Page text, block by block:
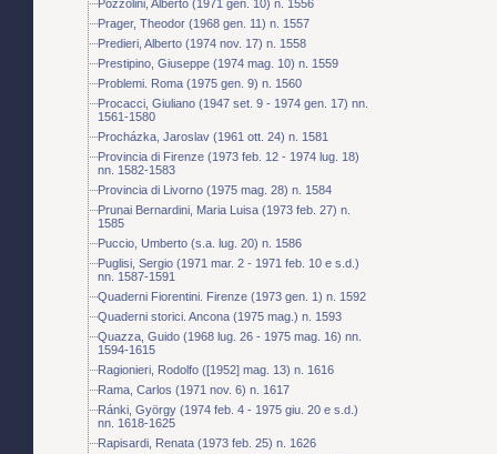
Pozzolini, Alberto (1971 gen. 10) n. 1556
Prager, Theodor (1968 gen. 11) n. 1557
Predieri, Alberto (1974 nov. 17) n. 1558
Prestipino, Giuseppe (1974 mag. 10) n. 1559
Problemi. Roma (1975 gen. 9) n. 1560
Procacci, Giuliano (1947 set. 9 - 1974 gen. 17) nn.
1561-1580
Procházka, Jaroslav (1961 ott. 24) n. 1581
Provincia di Firenze (1973 feb. 12 - 1974 lug. 18)
nn. 1582-1583
Provincia di Livorno (1975 mag. 28) n. 1584
Prunai Bernardini, Maria Luisa (1973 feb. 27) n.
1585
Puccio, Umberto (s.a. lug. 20) n. 1586
Puglisi, Sergio (1971 mar. 2 - 1971 feb. 10 e s.d.)
nn. 1587-1591
Quaderni Fiorentini. Firenze (1973 gen. 1) n. 1592
Quaderni storici. Ancona (1975 mag.) n. 1593
Quazza, Guido (1968 lug. 26 - 1975 mag. 16) nn.
1594-1615
Ragionieri, Rodolfo ([1952] mag. 13) n. 1616
Rama, Carlos (1971 nov. 6) n. 1617
Ránki, György (1974 feb. 4 - 1975 giu. 20 e s.d.)
nn. 1618-1625
Rapisardi, Renata (1973 feb. 25) n. 1626